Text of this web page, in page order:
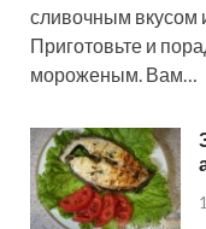
сливочным вкусом
Приготовьте и
мороженым. Вам…